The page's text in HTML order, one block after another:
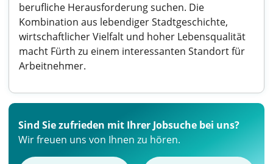
berufliche Herausforderung suchen. Die
Kombination aus lebendiger Stadtgeschichte,
wirtschaftlicher Vielfalt und hoher Lebensqualität
macht Fürth zu einem interessanten Standort für
Arbeitnehmer.
Sind Sie zufrieden mit Ihrer Jobsuche bei uns?
Wir freuen uns von Ihnen zu hören.